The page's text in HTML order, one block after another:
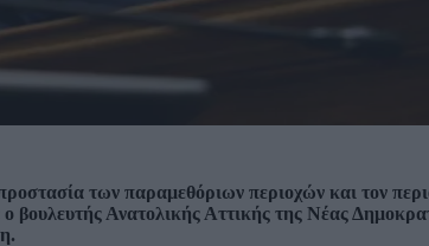
των παραμεθόριων περιοχών και τον
βουλευτής Ανατολικής Αττικής της Νέας